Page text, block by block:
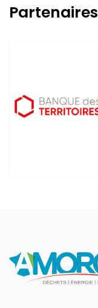
Partenaires